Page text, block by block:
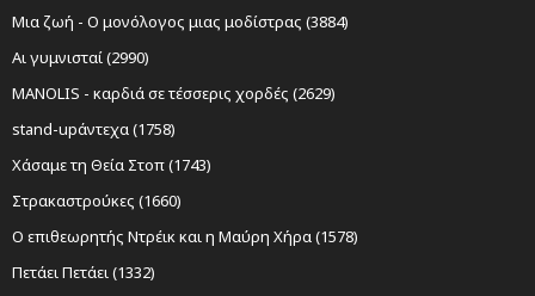
Μια ζωή - Ο μονόλογος μιας μοδίστρας (3884)
Αι γυμνισταί (2990)
MANOLIS - καρδιά σε τέσσερις χορδές (2629)
stand-upάντεχα (1758)
Χάσαμε τη Θεία Στοπ (1743)
Στρακαστρούκες (1660)
Ο επιθεωρητής Ντρέικ και η Μαύρη Χήρα (1578)
Πετάει Πετάει (1332)